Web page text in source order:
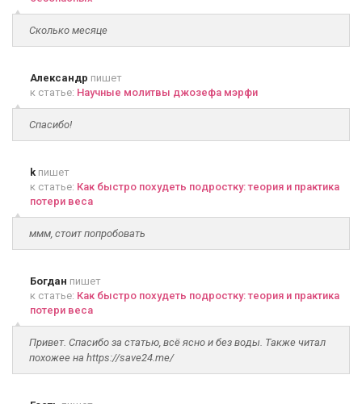
Сколько месяце
Александр пишет
к статье: Научные молитвы джозефа мэрфи
Спасибо!
k пишет
к статье: Как быстро похудеть подростку: теория и практика
потери веса
ммм, стоит попробовать
Богдан пишет
к статье: Как быстро похудеть подростку: теория и практика
потери веса
Привет. Спасибо за статью, всё ясно и без воды. Также читал
похожее на https://save24.me/